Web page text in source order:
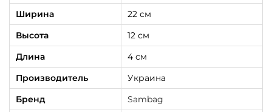
Ширина
22 см
Высота
12 см
Длина
4 см
Производитель
Украина
Бренд
Sambag